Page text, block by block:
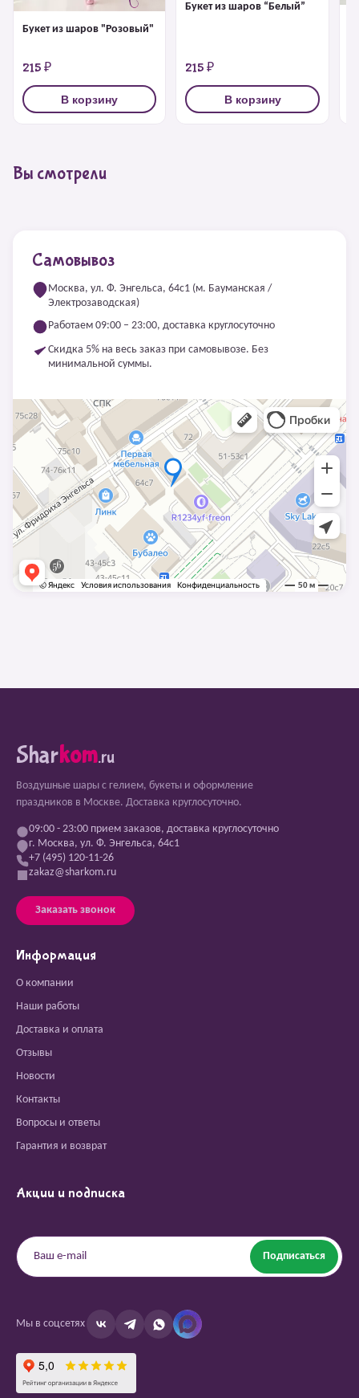
Букет из шаров "Розовый"
215 ₽
В корзину
Букет из шаров “Белый”
215 ₽
В корзину
Вы смотрели
Самовывоз
Москва, ул. Ф. Энгельса, 64с1 (м. Бауманская /
Электрозаводская)
Работаем 09:00 – 23:00, доставка круглосуточно
Скидка 5% на весь заказ при самовывозе. Без
минимальной суммы.
Sharkom.ru
Воздушные шары с гелием, букеты и оформление
праздников в Москве. Доставка круглосуточно.
09:00 - 23:00 прием заказов, доставка круглосуточно
г. Москва, ул. Ф. Энгельса, 64с1
+7 (495) 120-11-26
zakaz@sharkom.ru
Заказать звонок
Информация
О компании
Наши работы
Доставка и оплата
Отзывы
Новости
Контакты
Вопросы и ответы
Гарантия и возврат
Акции и подписка
Подписаться
Мы в соцсетях